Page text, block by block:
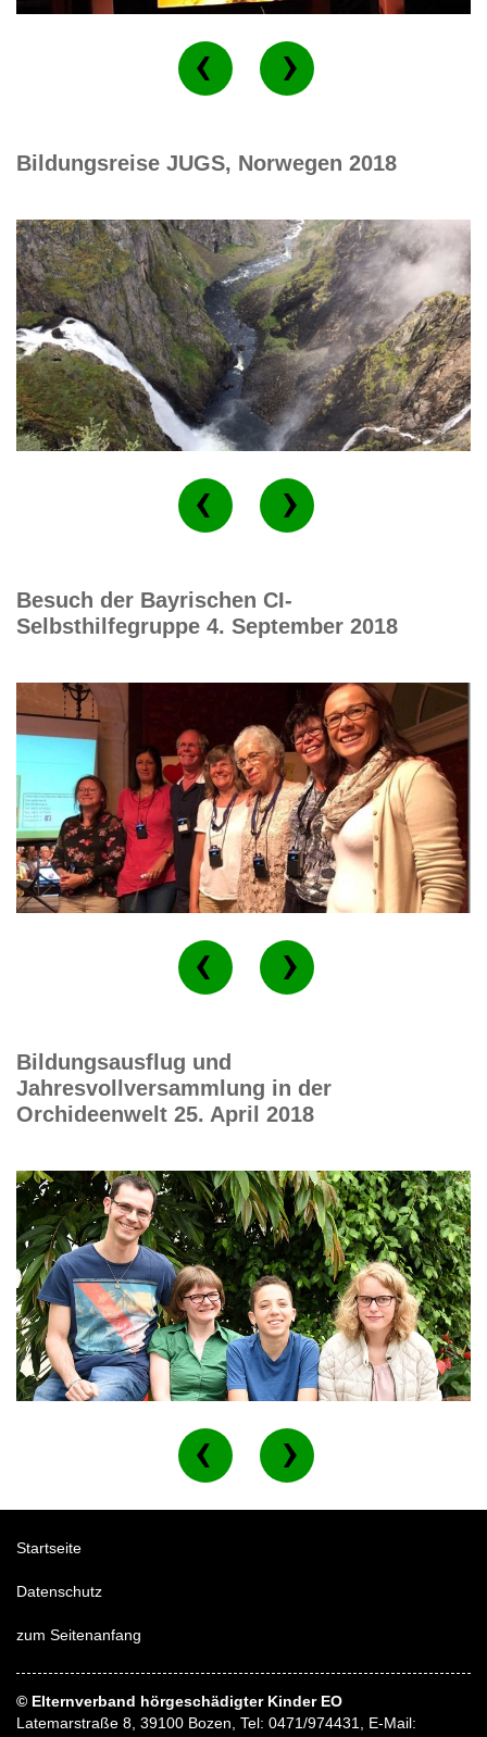
Bildungsreise JUGS, Norwegen 2018
Besuch der Bayrischen CI-
Selbsthilfegruppe 4. September 2018
Bildungsausflug und
Jahresvollversammlung in der
Orchideenwelt 25. April 2018
Startseite
Datenschutz
zum Seitenanfang
© Elternverband hörgeschädigter Kinder EO
Latemarstraße 8, 39100 Bozen, Tel: 0471/974431, E-Mail: